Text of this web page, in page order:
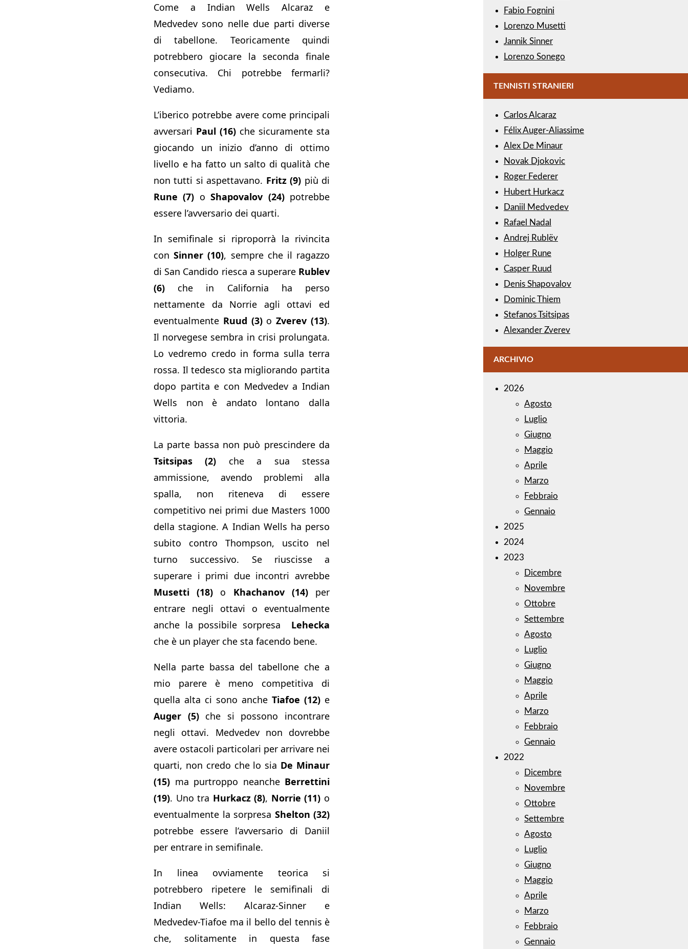
Come a Indian Wells Alcaraz e
Medvedev sono nelle due parti diverse
di tabellone. Teoricamente quindi
potrebbero giocare la seconda finale
consecutiva. Chi potrebbe fermarli?
Vediamo.
L’iberico potrebbe avere come principali
avversari Paul (16) che sicuramente sta
giocando un inizio d’anno di ottimo
livello e ha fatto un salto di qualità che
non tutti si aspettavano. Fritz (9) più di
Rune (7) oShapovalov (24)potrebbe
essere l’avversario dei quarti.
In semifinale si riproporrà la rivincita
conSinner (10), sempre che il ragazzo
di San Candido riesca a superare Rublev
(6) che in California ha perso
nettamente da Norrie agli ottavi ed
eventualmente Ruud (3)oZverev (13).
Il norvegese sembra in crisi prolungata.
Lo vedremo credo in forma sulla terra
rossa. Il tedesco sta migliorando partita
dopo partita e con Medvedev a Indian
Wells non è andato lontano dalla
vittoria.
La parte bassa non può prescindere da
Tsitsipas (2) che a sua stessa
ammissione, avendo problemi alla
spalla, non riteneva di essere
competitivo nei primi due Masters 1000
della stagione. A Indian Wells ha perso
subito contro Thompson, uscito nel
turno successivo. Se riuscisse a
superare i primi due incontri avrebbe
Musetti (18) o Khachanov (14)per
entrare negli ottavi o eventualmente
anche la possibile sorpresa Lehecka
che è un player che sta facendo bene.
Nella parte bassa del tabellone che a
mio parere è meno competitiva di
quella alta ci sono anche Tiafoe (12) e
Auger (5)che si possono incontrare
negli ottavi. Medvedev non dovrebbe
avere ostacoli particolari per arrivare nei
quarti, non credo che lo sia De Minaur
(15) ma purtroppo neanche Berrettini
(19). Uno tra Hurkacz (8), Norrie (11) o
eventualmente la sorpresa Shelton (32)
potrebbe essere l’avversario di Daniil
per entrare in semifinale.
In linea ovviamente teorica si
potrebbero ripetere le semifinali di
Indian Wells: Alcaraz-Sinner e
Medvedev-Tiafoe ma il bello del tennis è
che, solitamente in questa fase
Fabio Fognini
Lorenzo Musetti
Jannik Sinner
Lorenzo Sonego
TENNISTI STRANIERI
Carlos Alcaraz
Félix Auger-Aliassime
Alex De Minaur
Novak Djokovic
Roger Federer
Hubert Hurkacz
Daniil Medvedev
Rafael Nadal
Andrej Rublëv
Holger Rune
Casper Ruud
Denis Shapovalov
Dominic Thiem
Stefanos Tsitsipas
Alexander Zverev
ARCHIVIO
2026
Agosto
Luglio
Giugno
Maggio
Aprile
Marzo
Febbraio
Gennaio
2025
2024
2023
Dicembre
Novembre
Ottobre
Settembre
Agosto
Luglio
Giugno
Maggio
Aprile
Marzo
Febbraio
Gennaio
2022
Dicembre
Novembre
Ottobre
Settembre
Agosto
Luglio
Giugno
Maggio
Aprile
Marzo
Febbraio
Gennaio